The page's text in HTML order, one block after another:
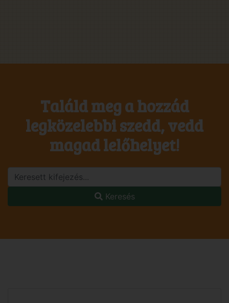
Találd meg a hozzád
legközelebbi szedd, vedd
magad lelőhelyet!
Keresés